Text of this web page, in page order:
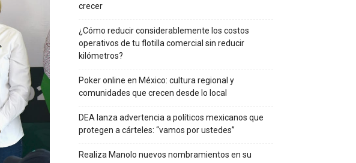
crecer
¿Cómo reducir considerablemente los costos
operativos de tu flotilla comercial sin reducir
kilómetros?
Poker online en México: cultura regional y
comunidades que crecen desde lo local
DEA lanza advertencia a políticos mexicanos que
protegen a cárteles: “vamos por ustedes”
Realiza Manolo nuevos nombramientos en su